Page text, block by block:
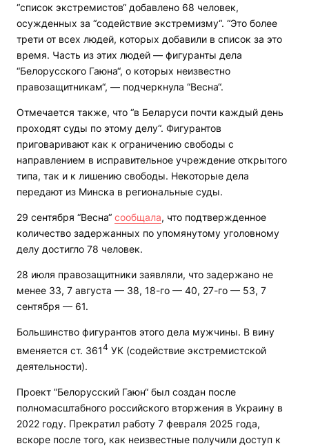
“список экстремистов“ добавлено 68 человек,
осужденных за “содействие экстремизму“. “Это более
трети от всех людей, которых добавили в список за это
время. Часть из этих людей — фигуранты дела
“Белорусского Гаюна“, о которых неизвестно
правозащитникам“, — подчеркнула “Весна“.
Отмечается также, что “в Беларуси почти каждый день
проходят суды по этому делу“. Фигурантов
приговаривают как к ограничению свободы с
направлением в исправительное учреждение открытого
типа, так и к лишению свободы. Некоторые дела
передают из Минска в региональные суды.
29 сентября “Весна“ сообщала, что подтвержденное
количество задержанных по упомянутому уголовному
делу достигло 78 человек.
28 июля правозащитники заявляли, что задержано не
менее 33, 7 августа — 38, 18-го — 40, 27-го — 53, 7
сентября — 61.
Большинство фигурантов этого дела мужчины. В вину
вменяется ст. 3614 УК (содействие экстремистской
деятельности).
Проект ”Белорусский Гаюн“ был создан после
полномасштабного российского вторжения в Украину в
2022 году. Прекратил работу 7 февраля 2025 года,
вскоре после того, как неизвестные получили доступ к